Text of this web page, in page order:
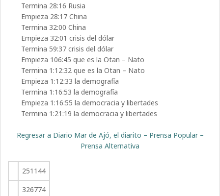
Termina 28:16 Rusia
Empieza 28:17 China
Termina 32:00 China
Empieza 32:01 crisis del dólar
Termina 59:37 crisis del dólar
Empieza 106:45 que es la Otan – Nato
Termina 1:12:32 que es la Otan – Nato
Empieza 1:12:33 la demografía
Termina 1:16:53 la demografía
Empieza 1:16:55 la democracia y libertades
Termina 1:21:19 la democracia y libertades
Regresar a Diario Mar de Ajó, el diarito – Prensa Popular –
Prensa Alternativa
251144
326774